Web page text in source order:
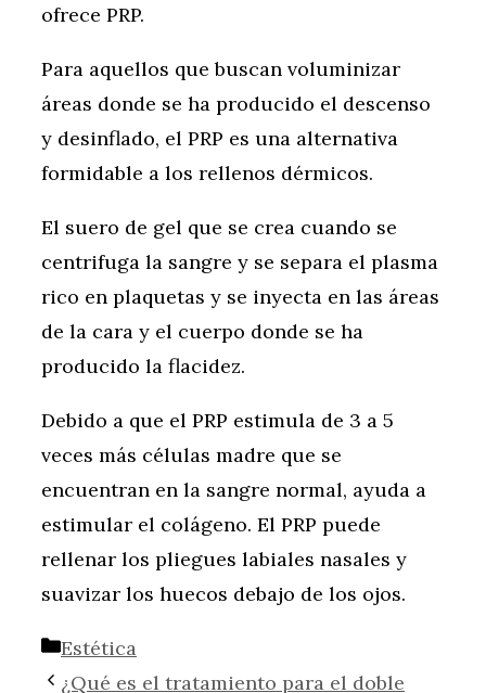
ofrece PRP.
Para aquellos que buscan voluminizar
áreas donde se ha producido el descenso
y desinflado, el PRP es una alternativa
formidable a los rellenos dérmicos.
El suero de gel que se crea cuando se
centrifuga la sangre y se separa el plasma
rico en plaquetas y se inyecta en las áreas
de la cara y el cuerpo donde se ha
producido la flacidez.
Debido a que el PRP estimula de 3 a 5
veces más células madre que se
encuentran en la sangre normal, ayuda a
estimular el colágeno. El PRP puede
rellenar los pliegues labiales nasales y
suavizar los huecos debajo de los ojos.
Categorías
Estética
¿Qué es el tratamiento para el doble